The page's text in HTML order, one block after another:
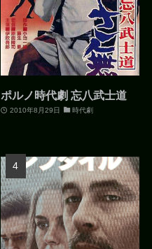
ポルノ時代劇 忘八武士道
2010年8月29日 時代劇